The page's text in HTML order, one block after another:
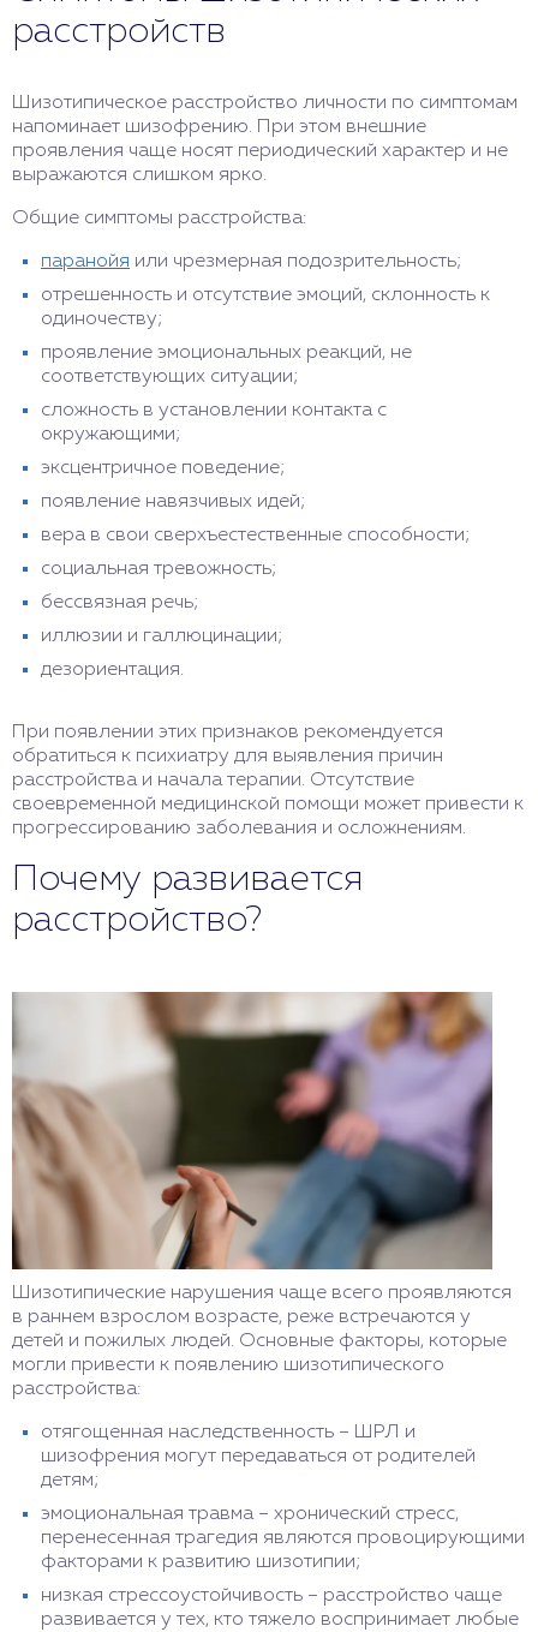
расстройств
Шизотипическое расстройство личности по симптомам
напоминает шизофрению. При этом внешние
проявления чаще носят периодический характер и не
выражаются слишком ярко.
Общие симптомы расстройства:
паранойя или чрезмерная подозрительность;
отрешенность и отсутствие эмоций, склонность к
одиночеству;
проявление эмоциональных реакций, не
соответствующих ситуации;
сложность в установлении контакта с
окружающими;
эксцентричное поведение;
появление навязчивых идей;
вера в свои сверхъестественные способности;
социальная тревожность;
бессвязная речь;
иллюзии и галлюцинации;
дезориентация.
При появлении этих признаков рекомендуется
обратиться к психиатру для выявления причин
расстройства и начала терапии. Отсутствие
своевременной медицинской помощи может привести к
прогрессированию заболевания и осложнениям.
Почему развивается
расстройство?
Шизотипические нарушения чаще всего проявляются
в раннем взрослом возрасте, реже встречаются у
детей и пожилых людей. Основные факторы, которые
могли привести к появлению шизотипического
расстройства:
отягощенная наследственность – ШРЛ и
шизофрения могут передаваться от родителей
детям;
эмоциональная травма – хронический стресс,
перенесенная трагедия являются провоцирующими
факторами к развитию шизотипии;
низкая стрессоустойчивость – расстройство чаще
развивается у тех, кто тяжело воспринимает любые